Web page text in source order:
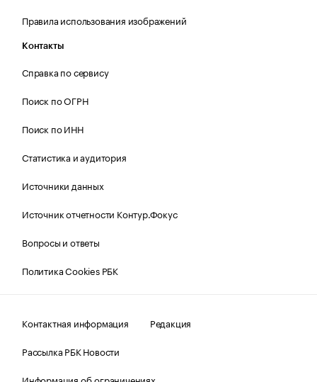
Правила использования изображений
Контакты
Справка по сервису
Поиск по ОГРН
Поиск по ИНН
Статистика и аудитория
Источники данных
Источник отчетности Контур.Фокус
Вопросы и ответы
Политика Cookies РБК
Контактная информация
Редакция
Рассылка РБК Новости